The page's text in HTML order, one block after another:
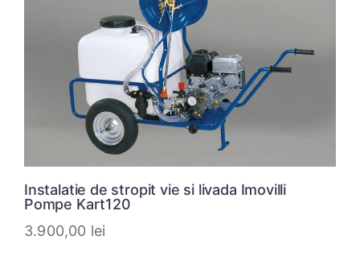
Instalatie de stropit vie si livada Imovilli
Pompe Kart120
3.900,00 lei